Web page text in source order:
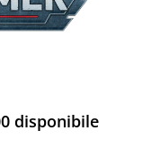
disponibile